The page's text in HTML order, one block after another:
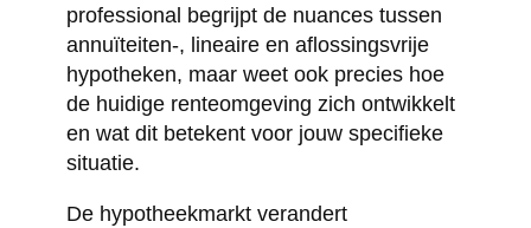
professional begrijpt de nuances tussen
annuïteiten-, lineaire en aflossingsvrije
hypotheken, maar weet ook precies hoe
de huidige renteomgeving zich ontwikkelt
en wat dit betekent voor jouw specifieke
situatie.
De hypotheekmarkt verandert